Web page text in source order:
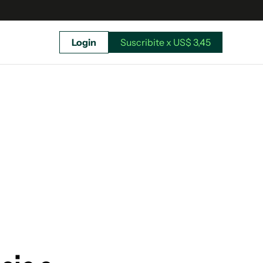
Login Suscribite x US$ 3,45